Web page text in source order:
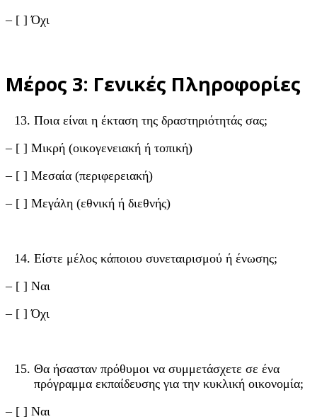
– [ ] Όχι
Μέρος 3: Γενικές Πληροφορίες
Ποια είναι η έκταση της δραστηριότητάς σας;
– [ ] Μικρή (οικογενειακή ή τοπική)
– [ ] Μεσαία (περιφερειακή)
– [ ] Μεγάλη (εθνική ή διεθνής)
Είστε μέλος κάποιου συνεταιρισμού ή ένωσης;
– [ ] Ναι
– [ ] Όχι
Θα ήσασταν πρόθυμοι να συμμετάσχετε σε ένα
πρόγραμμα εκπαίδευσης για την κυκλική οικονομία;
– [ ] Ναι